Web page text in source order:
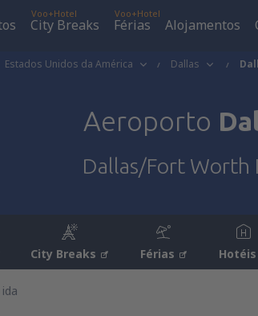
Voo+Hotel
City Breaks
Voo+Hotel
Férias Alojamentos
Estados Unidos da América Dallas
Aeroporto
Dallas/Fort
City Breaks Férias Hotéis